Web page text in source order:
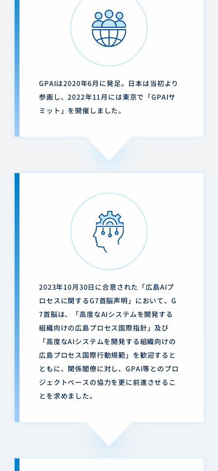
GPAIは2020年6月に発足。日本は当初より
参画し、2022年11月には東京で「GPAIサ
ミット」を開催しました。
2023年10月30日に合意された「広島AIプ
ロセスに関するG7首脳声明」において、G
7首脳は、「高度なAIシステムを開発する
組織向けの広島プロセス国際指針」及び
「高度なAIシステムを開発する組織向けの
広島プロセス国際行動規範」を歓迎すると
ともに、関係閣僚に対し、GPAI等とのプロ
ジェクトベースの協力を更に前進させるこ
とを求めました。